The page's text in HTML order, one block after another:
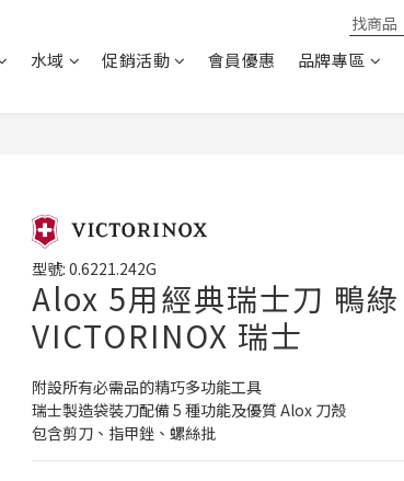
水域 促銷活動 會員優惠 品牌專區
型號: 0.6221.242G
Alox 5用經典瑞士刀 鴨綠
VICTORINOX 瑞士
附設所有必需品的精巧多功能工具
瑞士製造袋裝刀配備 5 種功能及優質 Alox 刀殼
包含剪刀、指甲銼、螺絲批